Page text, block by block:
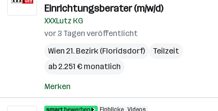
Einrichtungsberater (m/w/d)
XXXLutz KG
vor 3 Tagen veröffentlicht
Wien 21. Bezirk (Floridsdorf)
Teilzeit
ab 2.251 € monatlich
Merken
Einblicke Videos